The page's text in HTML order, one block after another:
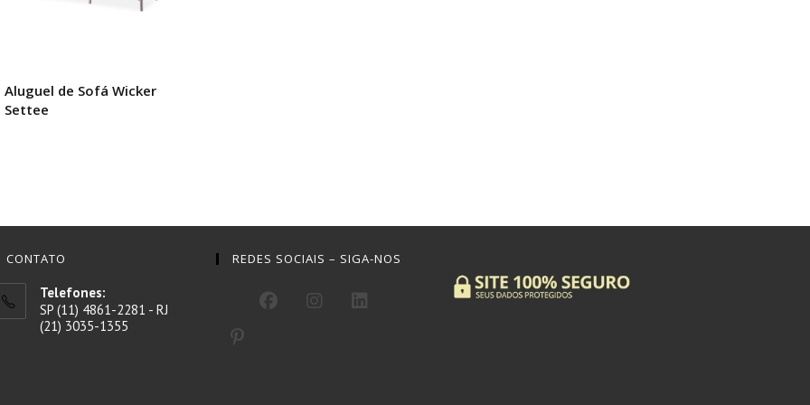
Aluguel de Sofá Wicker
Settee
CONTATO
Telefones:
SP (11) 4861-2281 - RJ
(21) 3035-1355
REDES SOCIAIS – SIGA-NOS